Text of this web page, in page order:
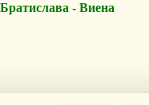
- Виена